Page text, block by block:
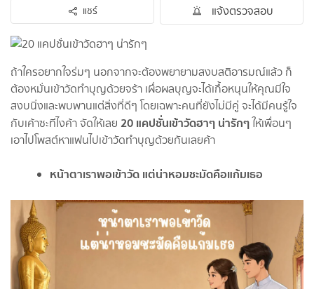
แชร์
แจ้งตรวจสอบ
ถ้าใครอยากใจร่มๆ นอกจากจะต้องพยายามสงบสติอารมณ์แล้ว ก็
ต้องหมั่นเข้าวัดทำบุญด้วยจร้า เผื่อผลบุญจะได้เกื้อหนุนให้คุณมีใจ
สงบนิ่งและพบพานแต่สิ่งที่ดีๆ โดยเฉพาะคนที่ยังไม่มีคู่ จะได้มีคนรู้ใจ
กับเค้าซะทีไงค้า จัดให้เลย 20 แคปชั่นเข้าวัดฮาๆ น่ารักๆให้เพื่อนๆ
เอาไปโพสต์หาแฟนไปเข้าวัดทำบุญด้วยกันเลยค้า
หน้าตาเราพอเข้าวัด แต่น่าหอมชะมัดคือแก้มเธอ